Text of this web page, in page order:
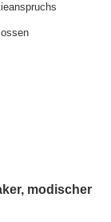
modischer